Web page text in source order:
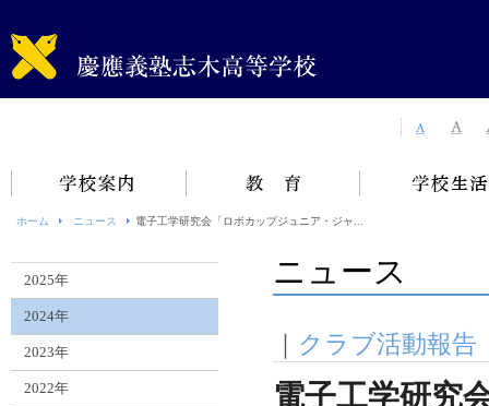
ホーム ニュース 電子工学研究会「ロボカップジュニア・ジャ...
ニュース
クラブ活動報告
電子工学研究
2025年
2024年
2023年
2022年